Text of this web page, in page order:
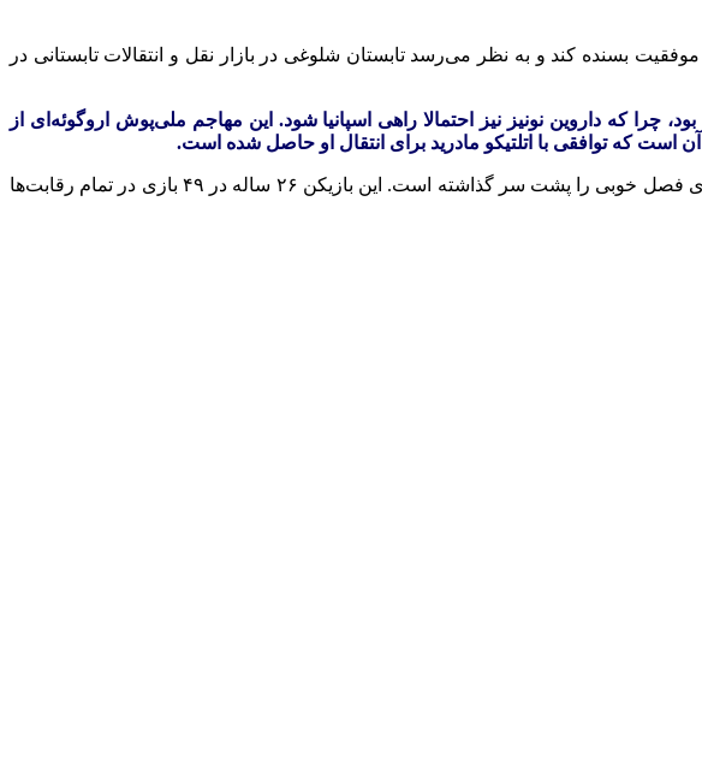
بسنده کند و به‌ نظر می‌رسد تابستان شلوغی در بازار نقل‌ و انتقالات تابستانی در
چرا که داروین نونیز نیز احتمالا راهی اسپانیا شود. این مهاجم ملی‌پوش اروگوئه‌ای از
که توافقی با اتلتیکو مادرید برای انتقال او حاصل شده است.
خروج خاکپو در پنجره تابستانی نیز بسیار محتمل است. انتقالی که شگفتی‌برانگیز خواهد بود، چرا که این ملی‌پوش هلندی فصل خوبی را پشت سر گذاشته است. این بازیکن ۲۶ ساله در ۴۹ بازی در تمام رقابت‌ها